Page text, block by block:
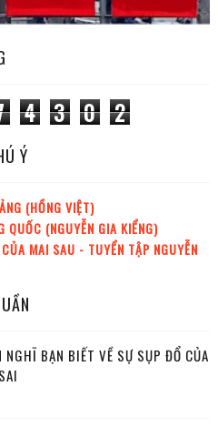
4 3 0 2
Ý
(HỒNG VIỆT)
QUỐC (NGUYỄN GIA KIỂNG)
MAI SAU - TUYỂN TẬP NGUYỄN
NGHĨ BẠN BIẾT VỀ SỰ SỤP ĐỔ CỦA